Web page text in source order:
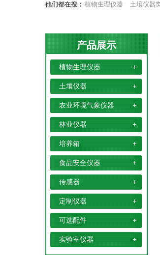
他们都在搜： 植物生理仪器 土壤仪器
产品展示
植物生理仪器
土壤仪器
农业环境气象仪器
林业仪器
培养箱
食品安全仪器
传感器
定制仪器
可选配件
实验室仪器